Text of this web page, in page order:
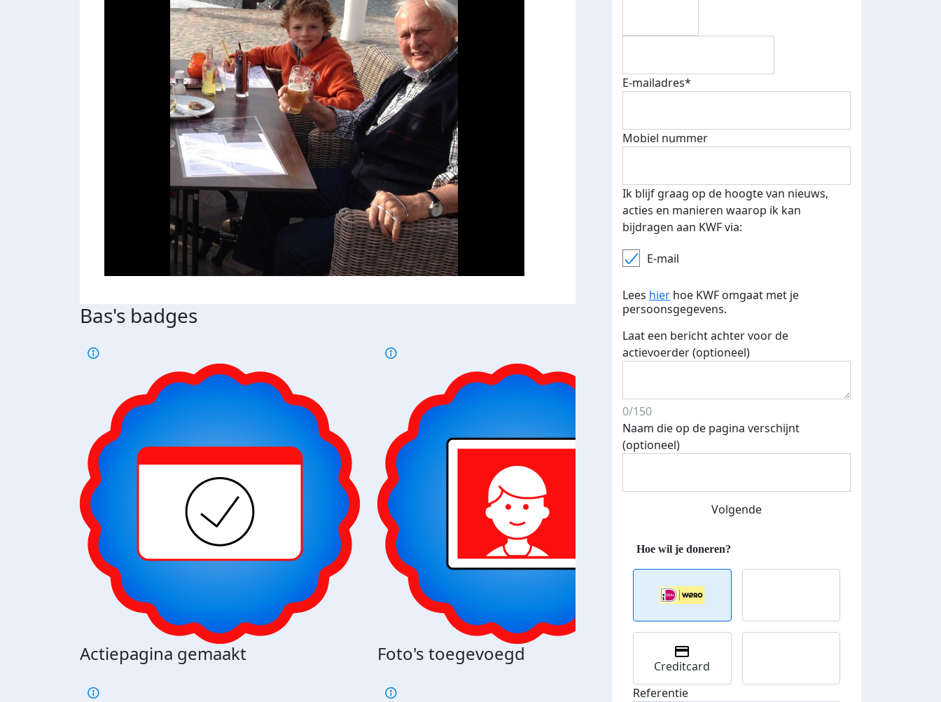
Bas's badges
Actiepagina gemaakt Foto's toegevoegd E-mails verstuurd
€500 euro opgehaald: t-shirt
verdiend
E-mailadres*
Mobiel nummer
Ik blijf graag op de hoogte van nieuws,
acties en manieren waarop ik kan
bijdragen aan KWF via:
E-mail
Lees hier hoe KWF omgaat met je
persoonsgegevens.
Laat een bericht achter voor de
actievoerder (optioneel)
0/150
Naam die op de pagina verschijnt
(optioneel)
Volgende
Creditcard
Referentie